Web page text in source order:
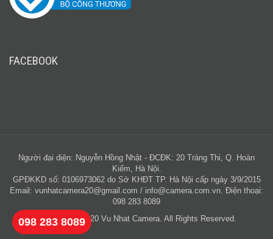
FACEBOOK
Người đại diện: Nguyễn Hồng Nhật - ĐCĐK: 20 Tràng Thi, Q. Hoàn
Kiếm, Hà Nội.
GPĐKKD số: 0106973062 do Sở KHĐT TP. Hà Nội cấp ngày 3/9/2015
Email: vunhatcamera20@gmail.com / info@camera.com.vn . Điện thoại:
098 283 8089
Copyright © 2020 Vu Nhat Camera. All Rights Reserved.
098 283 8089